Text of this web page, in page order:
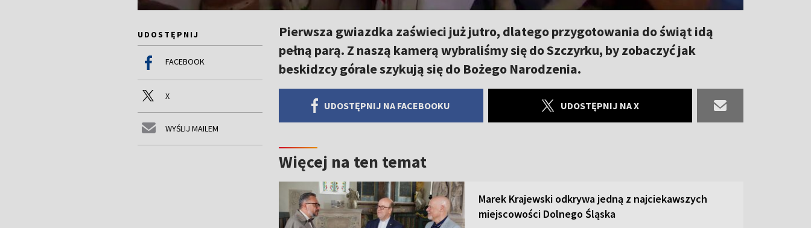
UDOSTĘPNIJ
FACEBOOK
X
WYŚLIJ MAILEM
Pierwsza gwiazdka zaświeci już jutro, dlatego przygotowania do świąt idą
pełną parą. Z naszą kamerą wybraliśmy się do Szczyrku, by zobaczyć jak
beskidzcy górale szykują się do Bożego Narodzenia.
UDOSTĘPNIJ NA FACEBOOKU UDOSTĘPNIJ NA X
Więcej na ten temat
Marek Krajewski odkrywa jedną z najciekawszych
miejscowości Dolnego Śląska